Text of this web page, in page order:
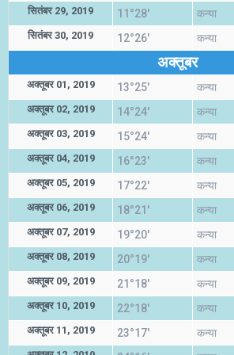
सितंबर 29, 2019 11°28' कन्या
सितंबर 30, 2019 12°26' कन्या
अक्तूबर
अक्तूबर 01, 2019 13°25' कन्या
अक्तूबर 02, 2019 14°24' कन्या
अक्तूबर 03, 2019 15°24' कन्या
अक्तूबर 04, 2019 16°23' कन्या
अक्तूबर 05, 2019 17°22' कन्या
अक्तूबर 06, 2019 18°21' कन्या
अक्तूबर 07, 2019 19°20' कन्या
अक्तूबर 08, 2019 20°19' कन्या
अक्तूबर 09, 2019 21°18' कन्या
अक्तूबर 10, 2019 22°18' कन्या
अक्तूबर 11, 2019 23°17' कन्या